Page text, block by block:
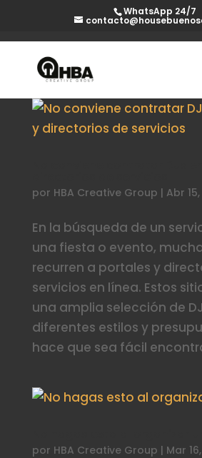
WhatsApp 24/7
por HBA Creative Group | Abr
En la búsqueda de un
una fiesta o evento,
recurren a portales y
servicios en línea. Estos
una amplia selección de
diferentes estilos y
hace que sea fácil
por HBA Creative Group | Mar